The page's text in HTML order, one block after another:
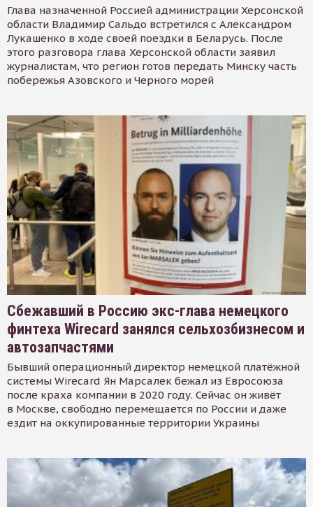
Глава назначенной Россией администрации Херсонской
области Владимир Сальдо встретился с Александром
Лукашенко в ходе своей поездки в Беларусь. После
этого разговора глава Херсонской области заявил
журналистам, что регион готов передать Минску часть
побережья Азовского и Черного морей
Сбежавший в Россию экс-глава немецкого
финтеха Wirecard занялся сельхозбизнесом и
автозапчастями
Бывший операционный директор немецкой платёжной
системы Wirecard Ян Марсалек бежал из Евросоюза
после краха компании в 2020 году. Сейчас он живёт
в Москве, свободно перемещается по России и даже
ездит на оккупированные территории Украины